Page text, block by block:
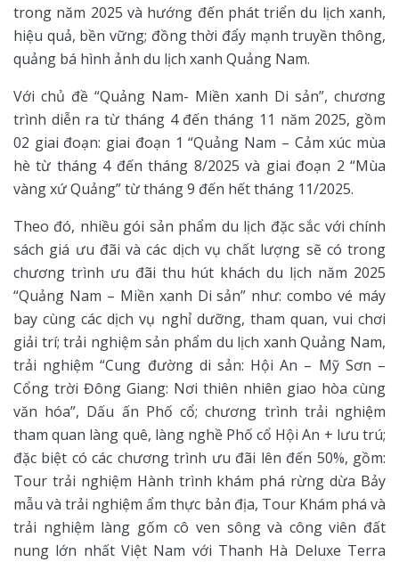
trong năm 2025 và hướng đến phát triển du lịch xanh,
hiệu quả, bền vững; đồng thời đẩy mạnh truyền thông,
quảng bá hình ảnh du lịch xanh Quảng Nam.
Với chủ đề “Quảng Nam- Miền xanh Di sản”, chương
trình diễn ra từ tháng 4 đến tháng 11 năm 2025, gồm
02 giai đoạn: giai đoạn 1 “Quảng Nam – Cảm xúc mùa
hè từ tháng 4 đến tháng 8/2025 và giai đoạn 2 “Mùa
vàng xứ Quảng” từ tháng 9 đến hết tháng 11/2025.
Theo đó, nhiều gói sản phẩm du lịch đặc sắc với chính
sách giá ưu đãi và các dịch vụ chất lượng sẽ có trong
chương trình ưu đãi thu hút khách du lịch năm 2025
“Quảng Nam – Miền xanh Di sản” như: combo vé máy
bay cùng các dịch vụ nghỉ dưỡng, tham quan, vui chơi
giải trí; trải nghiệm sản phẩm du lịch xanh Quảng Nam,
trải nghiệm “Cung đường di sản: Hội An – Mỹ Sơn –
Cổng trời Đông Giang: Nơi thiên nhiên giao hòa cùng
văn hóa”, Dấu ấn Phố cổ; chương trình trải nghiệm
tham quan làng quê, làng nghề Phố cổ Hội An + lưu trú;
đặc biệt có các chương trình ưu đãi lên đến 50%, gồm:
Tour trải nghiệm Hành trình khám phá rừng dừa Bảy
mẫu và trải nghiệm ẩm thực bản địa, Tour Khám phá và
trải nghiệm làng gốm cô ven sông và công viên đất
nung lớn nhất Việt Nam với Thanh Hà Deluxe Terra